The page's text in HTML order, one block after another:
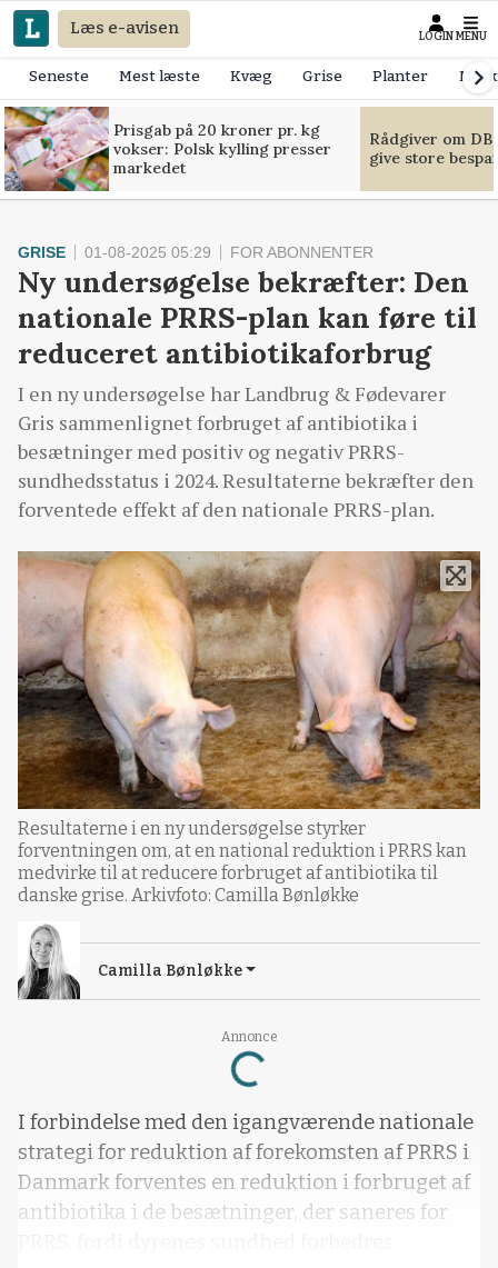
Læs e-avisen LOGIN MENU
Seneste Mest læste Kvæg Grise Planter
Prisgab på 20 kroner pr. kg
vokser: Polsk kylling presser
markedet
Rådgiver om
give store
Annonce
Loading...
GRISE 01-08-2025 05:29 FOR ABONNENTER
Ny undersøgelse bekræfter: Den
nationale PRRS-plan kan føre til
reduceret antibiotikaforbrug
I en ny undersøgelse har Landbrug & Fødevarer
Gris sammenlignet forbruget af antibiotika i
besætninger med positiv og negativ PRRS-
sundhedsstatus i 2024. Resultaterne bekræfter den
forventede effekt af den nationale PRRS-plan.
Resultaterne i en ny undersøgelse styrker
forventningen om, at en national reduktion i PRRS kan
medvirke til at reducere forbruget af antibiotika til
danske grise. Arkivfoto: Camilla Bønløkke
Camilla Bønløkke
I forbindelse med den igangværende nationale
strategi for reduktion af forekomsten af PRRS i
Danmark forventes en reduktion i forbruget af
antibiotika i de besætninger, der saneres for